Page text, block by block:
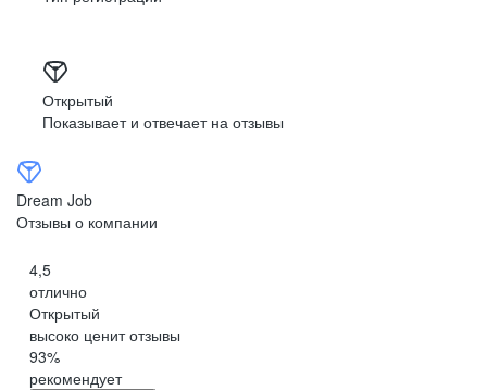
Открытый
Показывает и отвечает на отзывы
Dream Job
Отзывы о компании
4,5
отлично
Открытый
высоко ценит отзывы
93%
рекомендует